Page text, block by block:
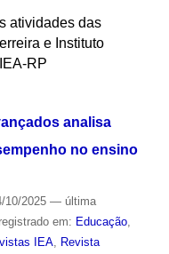
atividades das
e Instituto
RP
analisa
no ensino
10/2025 — última
em: Educação,
IEA, Revista